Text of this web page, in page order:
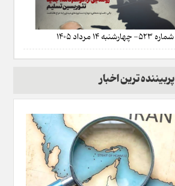
شماره 523- چهارشنبه 14 مرداد 1405
پربیننده ترین اخبار